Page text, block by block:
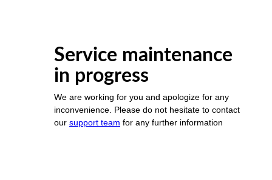
Service maintenance
in progress
We are working for you and apologize for any
inconvenience. Please do not hesitate to contact
our support team for any further information